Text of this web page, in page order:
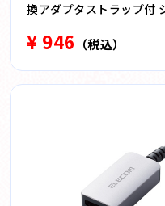
換アダプタストラップ付
¥ 946 （税込）